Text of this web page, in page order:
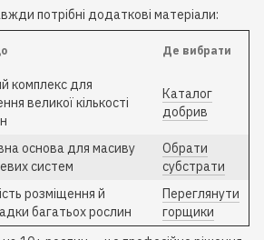
потрібні додаткові матеріали:
Де вибрати
комплекс для
великої кількості
Каталог
добрив
основа для масиву
систем
Обрати
субстрати
розміщення й
багатьох рослин
Переглянути
горщики